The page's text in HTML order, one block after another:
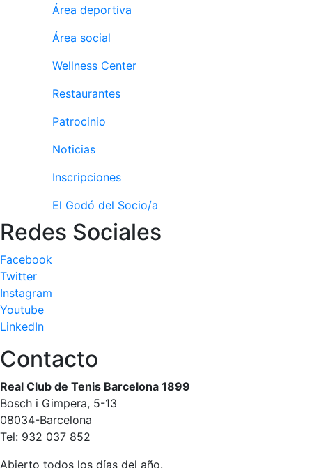
Inscripciones
Área deportiva
Área social
Wellness Center
Restaurantes
Patrocinio
Noticias
Inscripciones
El Godó del Socio/a
Redes Sociales
Facebook
Twitter
Instagram
Youtube
LinkedIn
Contacto
Real Club de Tenis Barcelona 1899
Bosch i Gimpera, 5-13
08034-Barcelona
Tel: 932 037 852
Abierto todos los días del año.